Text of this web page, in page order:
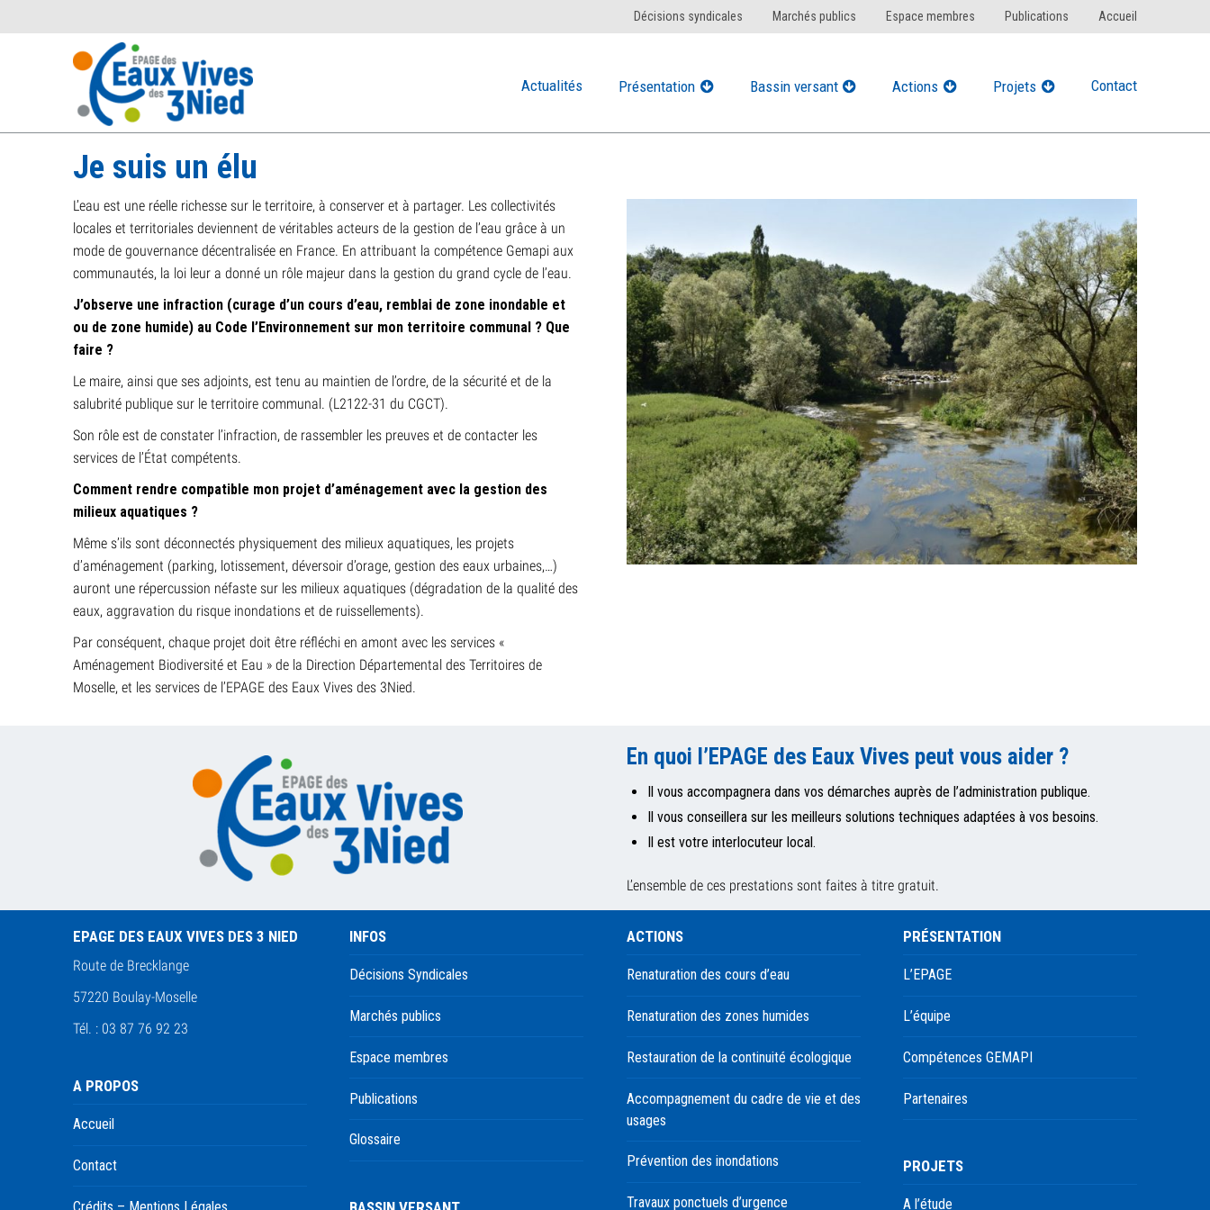
Décisions syndicales Marchés publics Espace membres Publications Accueil
Actualités Présentation Bassin versant Actions Projets Contact
Je suis un élu
L’eau est une réelle richesse sur le territoire, à conserver et à partager. Les collectivités
locales et territoriales deviennent de véritables acteurs de la gestion de l’eau grâce à un
mode de gouvernance décentralisée en France. En attribuant la compétence Gemapi aux
communautés, la loi leur a donné un rôle majeur dans la gestion du grand cycle de l’eau.
J’observe une infraction (curage d’un cours d’eau, remblai de zone inondable et
ou de zone humide) au Code l’Environnement sur mon territoire communal ? Que
faire ?
Le maire, ainsi que ses adjoints, est tenu au maintien de l’ordre, de la sécurité et de la
salubrité publique sur le territoire communal. (L2122-31 du CGCT).
Son rôle est de constater l’infraction, de rassembler les preuves et de contacter les
services de l’État compétents.
Comment rendre compatible mon projet d’aménagement avec la gestion des
milieux aquatiques ?
Même s’ils sont déconnectés physiquement des milieux aquatiques, les projets
d’aménagement (parking, lotissement, déversoir d’orage, gestion des eaux urbaines,…)
auront une répercussion néfaste sur les milieux aquatiques (dégradation de la qualité des
eaux, aggravation du risque inondations et de ruissellements).
Par conséquent, chaque projet doit être réfléchi en amont avec les services «
Aménagement Biodiversité et Eau » de la Direction Départemental des Territoires de
Moselle, et les services de l’EPAGE des Eaux Vives des 3Nied.
En quoi l’EPAGE des Eaux Vives peut vous aider ?
Il vous accompagnera dans vos démarches auprès de l’administration publique.
Il vous conseillera sur les meilleurs solutions techniques adaptées à vos besoins.
Il est votre interlocuteur local.
L’ensemble de ces prestations sont faites à titre gratuit.
EPAGE DES EAUX VIVES DES 3 NIED
Route de Brecklange
57220 Boulay-Moselle
Tél. : 03 87 76 92 23
A PROPOS
Accueil
Contact
INFOS
Décisions Syndicales
Marchés publics
Espace membres
Publications
Glossaire
ACTIONS
Renaturation des cours d’eau
Renaturation des zones humides
Restauration de la continuité écologique
Accompagnement du cadre de vie et des
usages
Prévention des inondations
Travaux ponctuels d’urgence
PRÉSENTATION
L’EPAGE
L’équipe
Compétences GEMAPI
Partenaires
PROJETS
A l’étude